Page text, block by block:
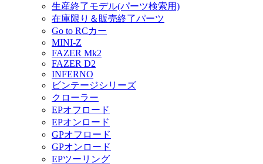
生産終了モデル(パーツ検索用)
在庫限り＆販売終了パーツ
Go to RCカー
MINI-Z
FAZER Mk2
FAZER D2
INFERNO
ビンテージシリーズ
クローラー
EPオフロード
EPオンロード
GPオフロード
GPオンロード
EPツーリング